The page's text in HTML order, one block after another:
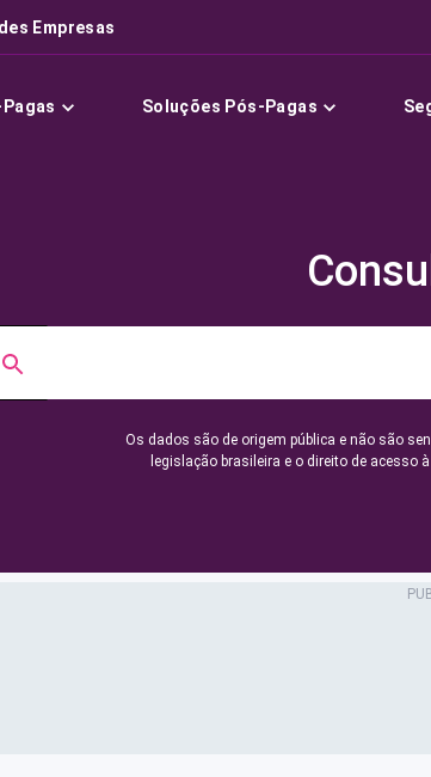
Empresas
Soluções Pós-Pagas
Os dados são de origem pública e não são
legislação brasileira e o direito de acesso